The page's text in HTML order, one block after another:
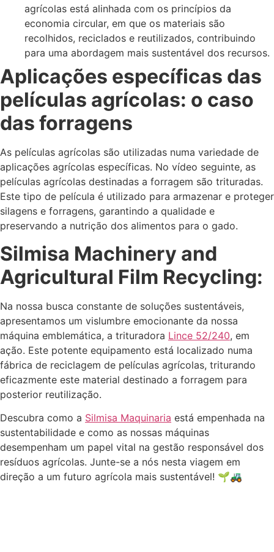
agrícolas está alinhada com os princípios da
economia circular, em que os materiais são
recolhidos, reciclados e reutilizados, contribuindo
para uma abordagem mais sustentável dos recursos.
Aplicações específicas das
películas agrícolas: o caso
das forragens
As películas agrícolas são utilizadas numa variedade de
aplicações agrícolas específicas. No vídeo seguinte, as
películas agrícolas destinadas a forragem são trituradas.
Este tipo de película é utilizado para armazenar e proteger
silagens e forragens, garantindo a qualidade e
preservando a nutrição dos alimentos para o gado.
Silmisa Machinery and
Agricultural Film Recycling:
Na nossa busca constante de soluções sustentáveis,
apresentamos um vislumbre emocionante da nossa
máquina emblemática, a trituradora Lince 52/240, em
ação. Este potente equipamento está localizado numa
fábrica de reciclagem de películas agrícolas, triturando
eficazmente este material destinado a forragem para
posterior reutilização.
Descubra como a Silmisa Maquinaria está empenhada na
sustentabilidade e como as nossas máquinas
desempenham um papel vital na gestão responsável dos
resíduos agrícolas. Junte-se a nós nesta viagem em
direção a um futuro agrícola mais sustentável! 🌱🚜